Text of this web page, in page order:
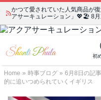
かつて愛されていた人気商品が
アサーキュレーション」💖🏖️ 8
初
Home » 時事ブログ » 6月8日の記事
的に追いつめられていくイギリス